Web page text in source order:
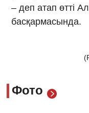
– деп атап өтті
басқармасында.
Фото